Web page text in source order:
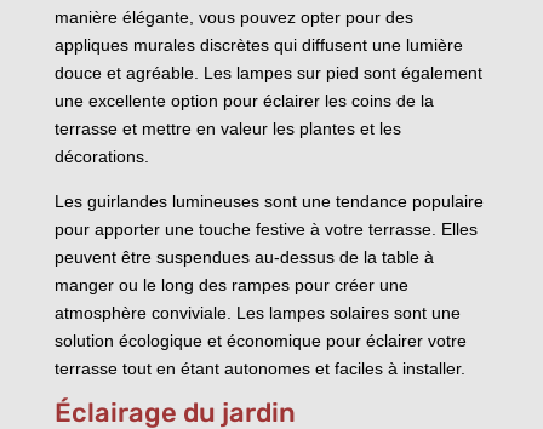
manière élégante, vous pouvez opter pour des
appliques murales discrètes qui diffusent une lumière
douce et agréable. Les lampes sur pied sont également
une excellente option pour éclairer les coins de la
terrasse et mettre en valeur les plantes et les
décorations.
Les guirlandes lumineuses sont une tendance populaire
pour apporter une touche festive à votre terrasse. Elles
peuvent être suspendues au-dessus de la table à
manger ou le long des rampes pour créer une
atmosphère conviviale. Les lampes solaires sont une
solution écologique et économique pour éclairer votre
terrasse tout en étant autonomes et faciles à installer.
Éclairage du jardin